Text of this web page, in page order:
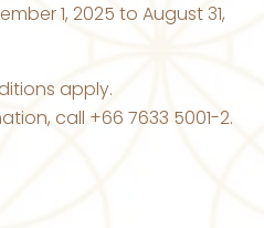
1, 2025 to August 31,
apply.
call +66 7633 5001-2.